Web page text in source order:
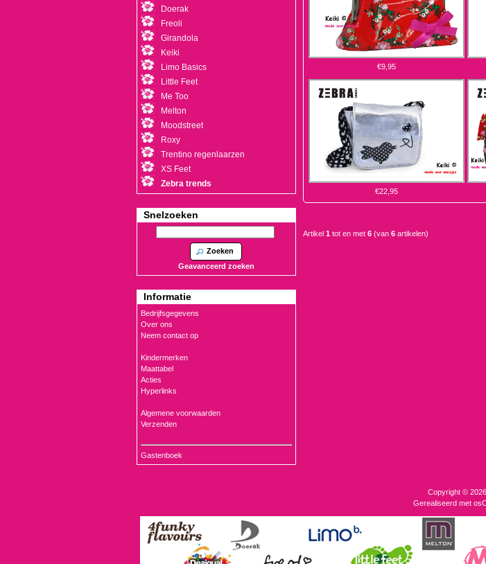
€9,95
€22,95
Artikel 1 tot en met 6 (van 6 artikelen)
Doerak
Freoli
Girandola
Keiki
Limo Basics
Little Feet
Me Too
Melton
Moodstreet
Roxy
Trentino regenlaarzen
XS Feet
Zebra trends
Snelzoeken
Zoeken
Geavanceerd zoeken
Informatie
Bedrijfsgegevens
Over ons
Neem contact op
Kindermerken
Maattabel
Acties
Hyperlinks
Algemene voorwaarden
Verzenden
Gastenboek
Copyright © 2026
Gerealiseerd met